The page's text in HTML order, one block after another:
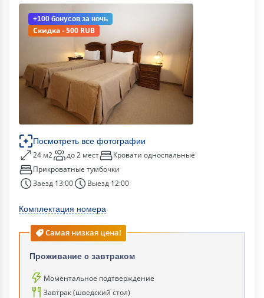
+100 бонусов за ночь
Скидка - 500 RUB
Посмотреть все фотографии
24 м2 до 2 мест
Кровати односпальные
Прикроватные тумбочки
Заезд 13:00
Выезд 12:00
Комплектация номера
Самая низкая цена!
Проживание с завтраком
Моментальное подтверждение
Завтрак (шведский стол)